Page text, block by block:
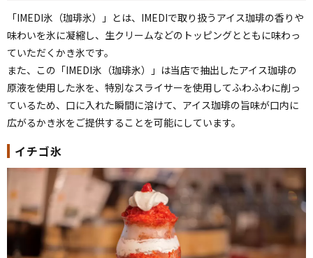
「IMEDI氷（珈琲氷）」とは、IMEDIで取り扱うアイス珈琲の香りや
味わいを氷に凝縮し、生クリームなどのトッピングとともに味わっ
ていただくかき氷です。
また、この「IMEDI氷（珈琲氷）」は当店で抽出したアイス珈琲の
原液を使用した氷を、特別なスライサーを使用してふわふわに削っ
ているため、口に入れた瞬間に溶けて、アイス珈琲の旨味が口内に
広がるかき氷をご提供することを可能にしています。
イチゴ氷